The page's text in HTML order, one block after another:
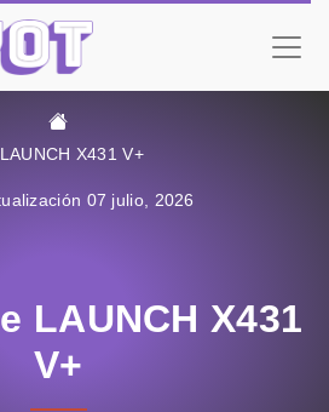
LAUNCH X431 V+
07 julio, 2026
LAUNCH X431
V+